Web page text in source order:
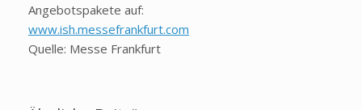
Angebotspakete auf:
www.ish.messefrankfurt.com
Quelle: Messe Frankfurt